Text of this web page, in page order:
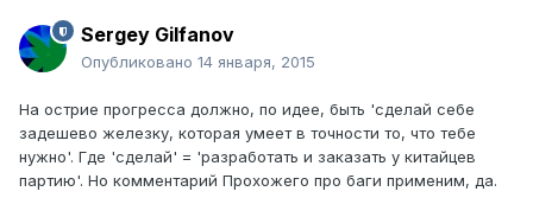
Sergey Gilfanov
Опубликовано 14 января, 2015
На острие прогресса должно, по идее, быть 'сделай себе
задешево железку, которая умеет в точности то, что тебе
нужно'. Где 'сделай' = 'разработать и заказать у китайцев
партию'. Но комментарий Прохожего про баги применим, да.